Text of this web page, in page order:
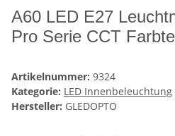
A60 LED E27
Pro Serie CCT
Artikelnummer: 9324
Kategorie: LED Innenbeleuchtung
Hersteller: GLEDOPTO